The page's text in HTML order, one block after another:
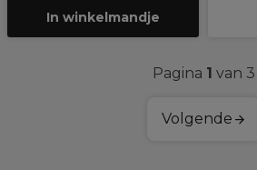
In winkelmandje
Pagina 1 van 3
Volgende